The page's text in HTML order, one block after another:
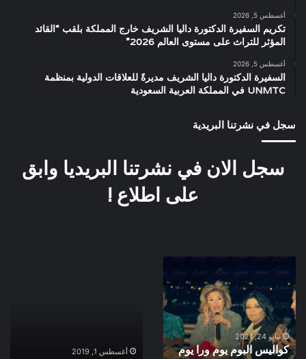
أغسطس 5, 2026
تكريم السفيرة الدكتورة داليا الشريف خارج المملكة بلقب “القائد
المؤثر للتراث على مستوى العالم 2026”
أغسطس 5, 2026
السفيرة الدكتورة داليا الشريف مديرةً للعلاقات الدولية بمنظمة
UNMTC في المملكة العربية السعودية
سجل في نشرتنا البريدية
سجل الان في نشرتنا البريديا وابق
على اطلاع !
البوم
يوم
ورا
يوم
سنة
2002
مايو 24, 2021
كواليس البوم يوم ورا يوم
أغسطس 1, 2019